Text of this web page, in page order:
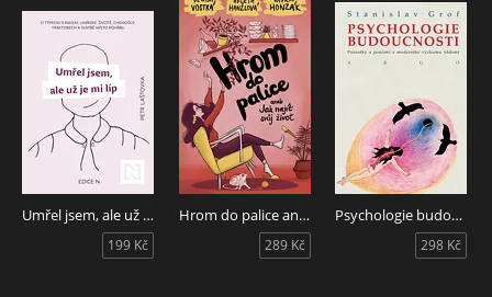
Umřel jsem, ale už je mi líp
199 Kč
Hrom do palice aneb Jak najít svůj život
289 Kč
Psychologie budoucnosti
298 Kč